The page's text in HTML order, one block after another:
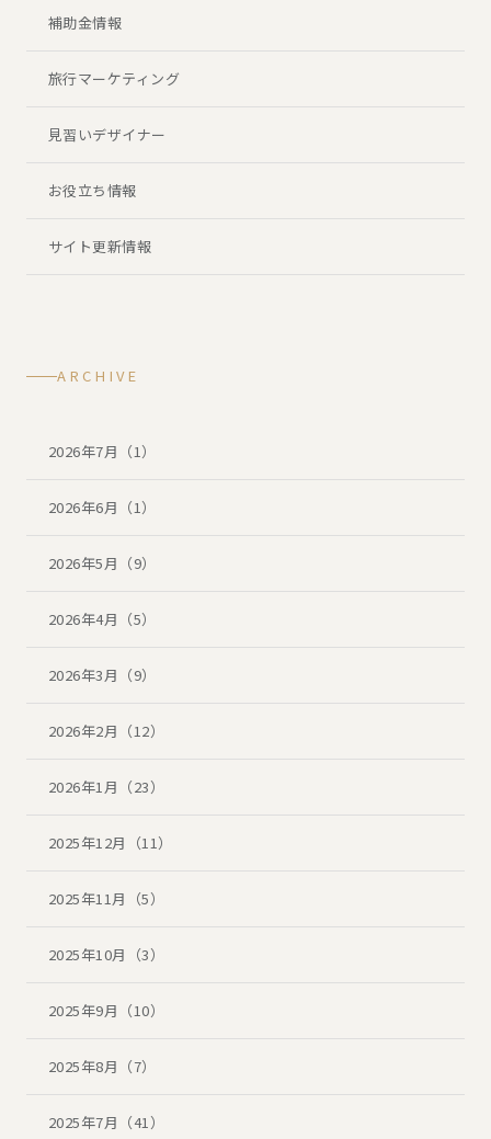
補助金情報
旅行マーケティング
見習いデザイナー
お役立ち情報
サイト更新情報
ARCHIVE
2026年7月（1）
2026年6月（1）
2026年5月（9）
2026年4月（5）
2026年3月（9）
2026年2月（12）
2026年1月（23）
2025年12月（11）
2025年11月（5）
2025年10月（3）
2025年9月（10）
2025年8月（7）
2025年7月（41）